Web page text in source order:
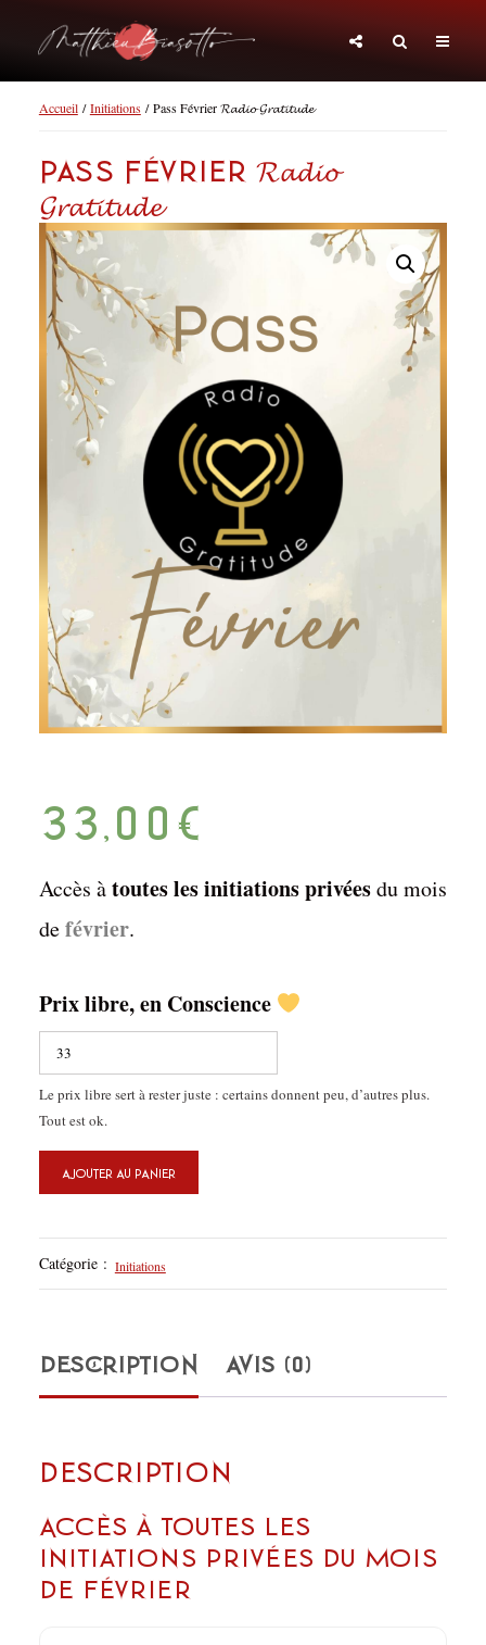
Accueil/Initiations/ Pass Février 𝓡𝓪𝓭𝓲𝓸 𝓖𝓻𝓪𝓽𝓲𝓽𝓾𝓭𝓮
Pass Février 𝓡𝓪𝓭𝓲𝓸
𝓖𝓻𝓪𝓽𝓲𝓽𝓾𝓭𝓮
33,00 €
Accès àtoutes les initiations privéesdu mois
defévrier.
Prix libre, en Conscience
Le prix libre sert à rester juste : certains donnent peu, d’autres plus.
Tout est ok.
quantité
Pass
Février
𝓖𝓻𝓪𝓽𝓲𝓽𝓾𝓭𝓮
AJOUTER AU PANIER
Catégorie : Initiations
DESCRIPTION AVIS (0)
Description
Accès à toutes les
initiations privées du mois
de février